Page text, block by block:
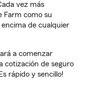
vez más
Farm como su
de cualquier
a comenzar
cotización de seguro
rápido y sencillo!